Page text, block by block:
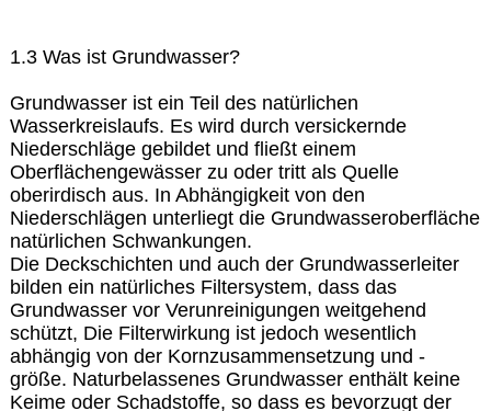
1.3 Was ist Grundwasser?
Grundwasser ist ein Teil des natürlichen
Wasserkreislaufs. Es wird durch versickernde
Niederschläge gebildet und fließt einem
Oberflächengewässer zu oder tritt als Quelle
oberirdisch aus. In Abhängigkeit von den
Niederschlägen unterliegt die Grundwasseroberfläche
natürlichen Schwankungen.
Die Deckschichten und auch der Grundwasserleiter
bilden ein natürliches Filtersystem, dass das
Grundwasser vor Verunreinigungen weitgehend
schützt, Die Filterwirkung ist jedoch wesentlich
abhängig von der Kornzusammensetzung und -
größe. Naturbelassenes Grundwasser enthält keine
Keime oder Schadstoffe, so dass es bevorzugt der